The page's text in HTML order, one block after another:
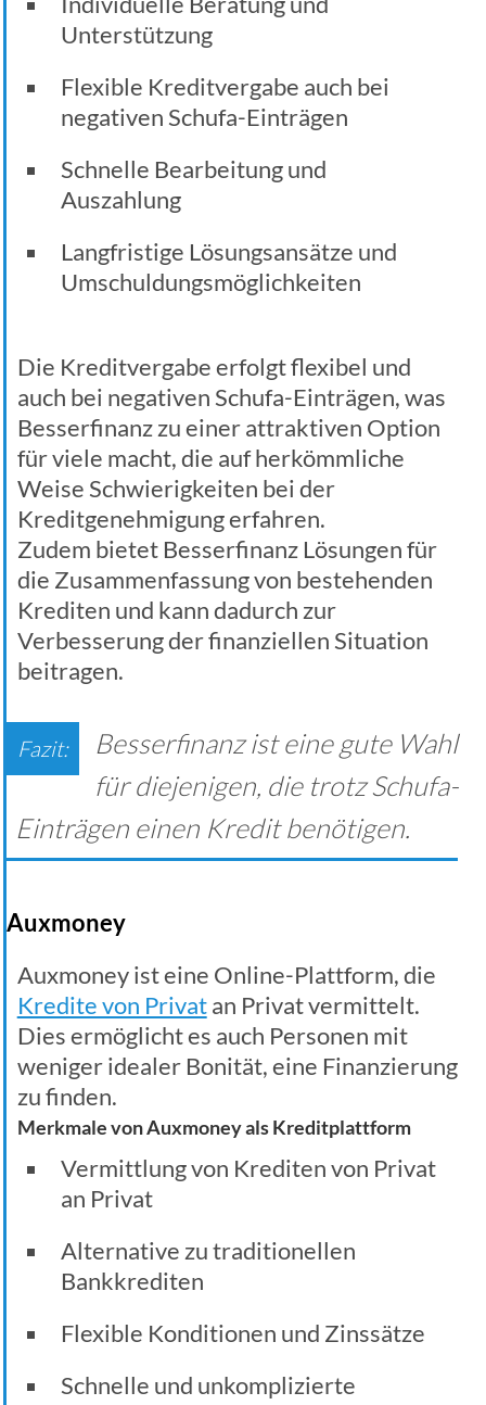
Unterstützung
Flexible Kreditvergabe auch bei
negativen Schufa-Einträgen
Schnelle Bearbeitung und
Auszahlung
Langfristige Lösungsansätze und
Umschuldungsmöglichkeiten
Die Kreditvergabe erfolgt flexibel und
auch bei negativen Schufa-Einträgen, was
Besserfinanz zu einer attraktiven Option
für viele macht, die auf herkömmliche
Weise Schwierigkeiten bei der
Kreditgenehmigung erfahren.
Zudem bietet Besserfinanz Lösungen für
die Zusammenfassung von bestehenden
Krediten und kann dadurch zur
Verbesserung der finanziellen Situation
beitragen.
Besserfinanz ist eine gute Wahl
für diejenigen, die trotz Schufa-
Einträgen einen Kredit benötigen.
Auxmoney
Auxmoney ist eine Online-Plattform, die
Kredite von Privatan Privat vermittelt.
Dies ermöglicht es auch Personen mit
weniger idealer Bonität, eine Finanzierung
zu finden.
Merkmale von Auxmoney als Kreditplattform
Vermittlung von Krediten von Privat
an Privat
Alternative zu traditionellen
Bankkrediten
Flexible Konditionen und Zinssätze
Schnelle und unkomplizierte